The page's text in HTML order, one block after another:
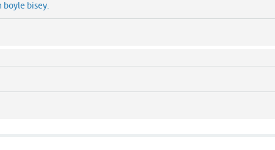
boyle bisey.